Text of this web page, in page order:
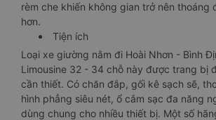
rèm che khiến không gian trở nên thoáng
hơn.
Tiện ích
Loại xe giường nằm đi Hoài Nhơn - Bình
Limousine 32 - 34 chỗ này được trang bị
cần thiết. Có chăn đắp, gối kê sạch sẽ,
hình phẳng siêu nét, ổ cắm sạc đa năng
dùng chung cho nhiều thiết bị. Một số